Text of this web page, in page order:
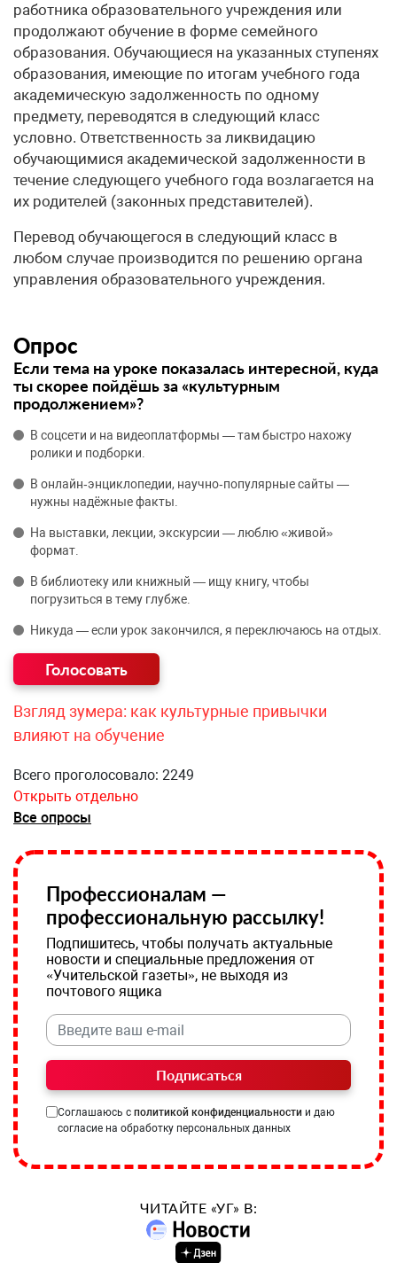
работника образовательного учреждения или
продолжают обучение в форме семейного
образования. Обучающиеся на указанных ступенях
образования, имеющие по итогам учебного года
академическую задолженность по одному
предмету, переводятся в следующий класс
условно. Ответственность за ликвидацию
обучающимися академической задолженности в
течение следующего учебного года возлагается на
их родителей (законных представителей).
Перевод обучающегося в следующий класс в
любом случае производится по решению органа
управления образовательного учреждения.
Опрос
Если тема на уроке показалась интересной, куда
ты скорее пойдёшь за «культурным
продолжением»?
В соцсети и на видеоплатформы — там быстро нахожу
ролики и подборки.
В онлайн‑энциклопедии, научно‑популярные сайты —
нужны надёжные факты.
На выставки, лекции, экскурсии — люблю «живой»
формат.
В библиотеку или книжный — ищу книгу, чтобы
погрузиться в тему глубже.
Никуда — если урок закончился, я переключаюсь на отдых.
Взгляд зумера: как культурные привычки
влияют на обучение
Всего проголосовало: 2249
Открыть отдельно
Все опросы
Профессионалам —
профессиональную рассылку!
Подпишитесь, чтобы получать актуальные
новости и специальные предложения от
«Учительской газеты», не выходя из
почтового ящика
Подписаться
Соглашаюсь с политикой конфиденциальности и даю
согласие на обработку персональных данных
ЧИТАЙТЕ «УГ» В: